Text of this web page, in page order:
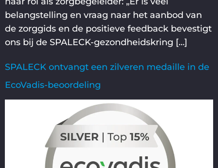
belangstelling en vraag naar het aanbod van
de zorggids en de positieve feedback bevestigt
ons bij de SPALECK-gezondheidskring […]
SPALECK ontvangt een zilveren medaille in de
EcoVadis-beoordeling